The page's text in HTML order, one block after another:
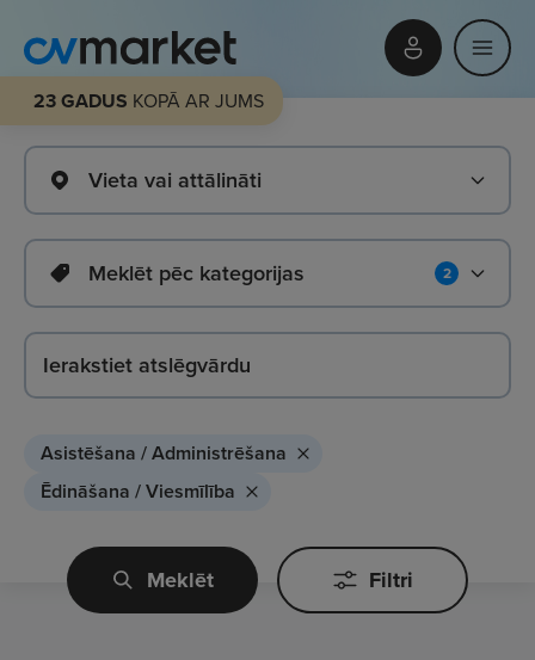
23 GADUS KOPĀ AR JUMS
Vieta vai attālināti
Meklēt pēc kategorijas 2
Asistēšana / Administrēšana
Ēdināšana / Viesmīlība
Meklēt Filtri